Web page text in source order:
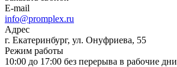
E-mail
info@promplex.ru
Адрес
г. Екатеринбург, ул. Онуфриева, 55
Режим работы
10:00 до 17:00 без перерыва в рабочие дни